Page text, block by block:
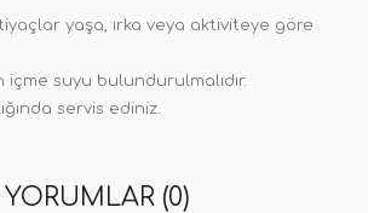
yaşa, ırka veya aktiviteye göre
içme suyu bulundurulmalıdır.
servis ediniz.
YORUMLAR (0)